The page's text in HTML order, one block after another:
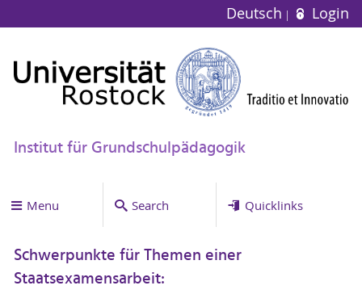
Deutsch Login
Institut für Grundschulpädagogik
Menu Search Quicklinks
Schwerpunkte für Themen einer
Staatsexamensarbeit: